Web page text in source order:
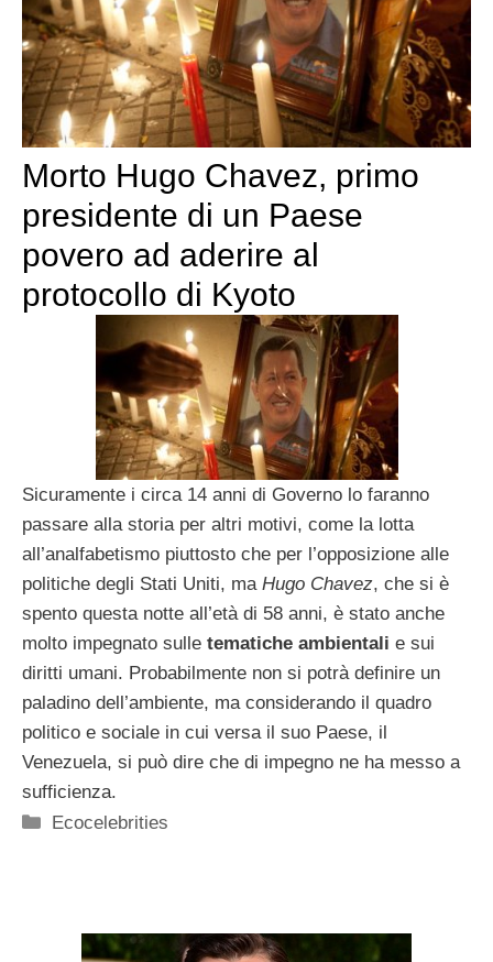
Morto Hugo Chavez, primo
presidente di un Paese
povero ad aderire al
protocollo di Kyoto
Sicuramente i circa 14 anni di Governo lo faranno
passare alla storia per altri motivi, come la lotta
all’analfabetismo piuttosto che per l’opposizione alle
politiche degli Stati Uniti, ma Hugo Chavez, che si è
spento questa notte all’età di 58 anni, è stato anche
molto impegnato sulle tematiche ambientali e sui
diritti umani. Probabilmente non si potrà definire un
paladino dell’ambiente, ma considerando il quadro
politico e sociale in cui versa il suo Paese, il
Venezuela, si può dire che di impegno ne ha messo a
sufficienza.
Categorie
Ecocelebrities